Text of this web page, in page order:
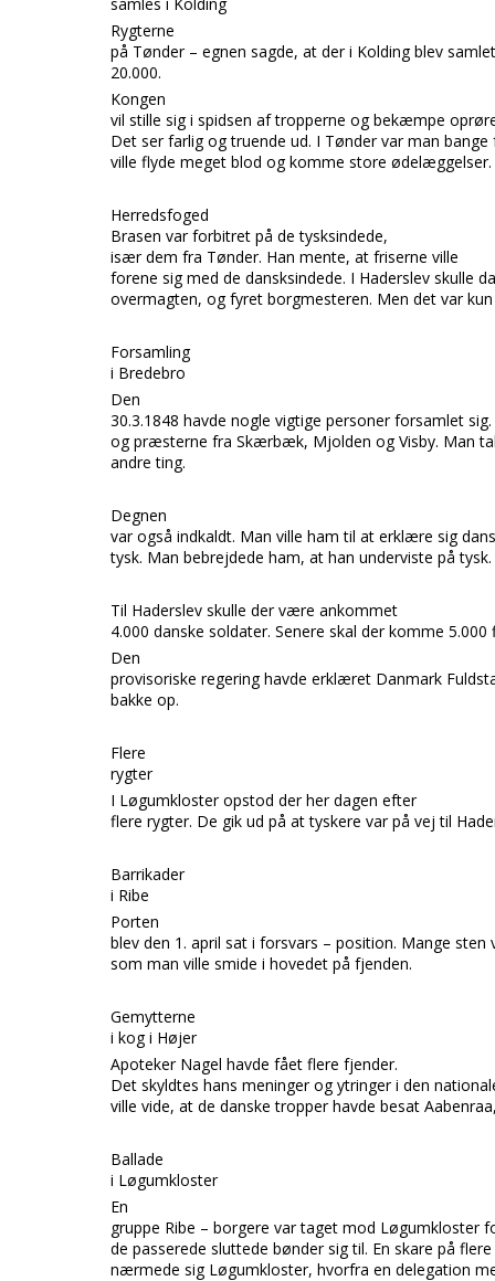
Rygterne
på Tønder – egnen sagde, at der i Koldingblev
20.000.
Kongen
vil stille sig i spidsen af tropperne og bekæmpe op
Det ser farlig og truende ud. I Tøndervar man
ville flyde meget blod og komme store ødelæggelser.
Herredsfoged
Brasen var forbitret på de tysksindede,
især dem fra Tønder. Han mente, at friserne ville
forene sig med de dansksindede. I Haderslev skulle
overmagten, og fyret borgmesteren. Men det var
Forsamling
i Bredebro
Den
30.3.1848 havde nogle vigtige personer forsamlet
og præsterne fra Skærbæk, Mjolden ogVisby. Man
andre ting.
Degnen
var også indkaldt. Man ville ham til at erklære sig
tysk. Man bebrejdede ham, at han underviste på tysk.
Til Haderslev skulle der være ankommet
4.000 danske soldater. Senere skal der komme 5.000
Den
provisoriske regering havde erklæret Danmark
bakke op.
Flere
rygter
I Løgumklosteropstod der her dagen efter
flere rygter. De gik ud på at tyskere var på vej til
Barrikader
i Ribe
Porten
blev den 1. april sat i forsvars – position. Mange sten
som man ville smide i hovedet på fjenden.
Gemytterne
i kog i Højer
Apoteker Nagel havde fået flere fjender.
Det skyldtes hans meninger og ytringer i den
ville vide, at de danske tropper havde besat
Ballade
i Løgumkloster
En
gruppe Ribe – borgere var taget mod Løgumkloster
de passerede sluttede bønder sig til. En skare på
nærmede sig Løgumkloster, hvorfra en delegation